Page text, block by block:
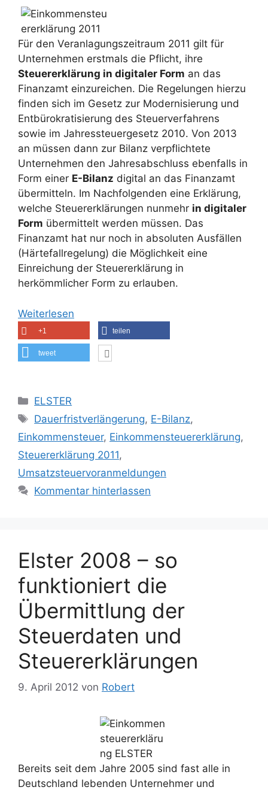
Für den Veranlagungszeitraum 2011 gilt für
Unternehmen erstmals die Pflicht, ihre
Steuererklärung in digitaler Form an das
Finanzamt einzureichen. Die Regelungen hierzu
finden sich im Gesetz zur Modernisierung und
Entbürokratisierung des Steuerverfahrens
sowie im Jahressteuergesetz 2010. Von 2013
an müssen dann zur Bilanz verpflichtete
Unternehmen den Jahresabschluss ebenfalls in
Form einer E-Bilanz digital an das Finanzamt
übermitteln. Im Nachfolgenden eine Erklärung,
welche Steuererklärungen nunmehr in digitaler
Form übermittelt werden müssen. Das
Finanzamt hat nur noch in absoluten Ausfällen
(Härtefallregelung) die Möglichkeit eine
Einreichung der Steuererklärung in
herkömmlicher Form zu erlauben.
Weiterlesen
+1 teilen
tweet
Kategorien
ELSTER
Schlagwörter
Dauerfristverlängerung, E-Bilanz,
Einkommensteuer, Einkommensteuererklärung,
Steuererklärung 2011,
Umsatzsteuervoranmeldungen
Kommentar hinterlassen
Elster 2008 – so
funktioniert die
Übermittlung der
Steuerdaten und
Steuererklärungen
9. April 2012 von Robert
Bereits seit dem Jahre 2005 sind fast alle in
Deutschland lebenden Unternehmer und